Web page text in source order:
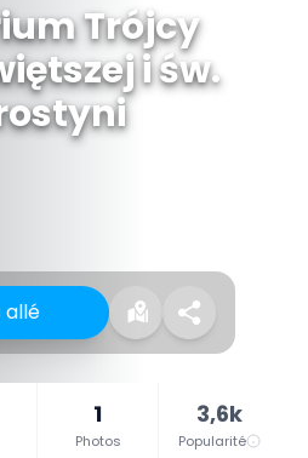
Trójcy
i św.
allé
1
Photos
3,6k
Popularité